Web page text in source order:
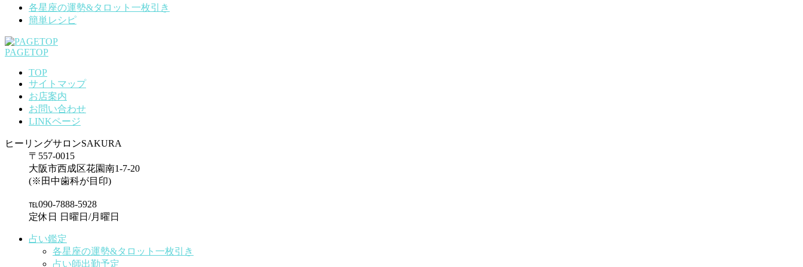
各星座の運勢&タロット一枚引き
簡単レシピ
PAGETOP
TOP
サイトマップ
お店案内
お問い合わせ
LINKページ
ヒーリングサロンSAKURA
〒557-0015
大阪市西成区花園南1-7-20
(※田中歯科が目印)
℡090-7888-5928
定休日 日曜日/月曜日
占い鑑定
各星座の運勢&タロット一枚引き
占い師出勤予定